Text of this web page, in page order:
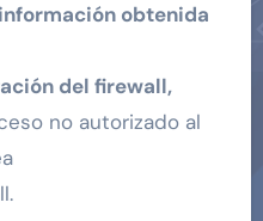
obtenida
del firewall,
no autorizado al